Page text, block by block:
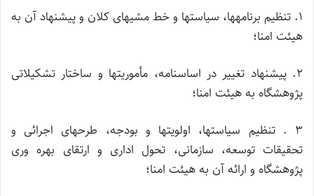
۱. تنظیم برنامه­ها، سیاست­ها و خط مشی­های کلان و پیشنهاد آن به
هیئت امنا؛
۲. پیشنهاد تغییر در اساسنامه، مأموریتها و ساختار تشکیلاتی
پژوهشگاه به هیئت امنا؛
۳ . تنظیم سیاست­ها، اولویت­ها و بودجه، طرح­های اجرائی و
تحقیقات توسعه، سازمانی، تحول اداری و ارتقای بهره وری
پژوهشگاه و ارائه آن به هیئت امنا؛